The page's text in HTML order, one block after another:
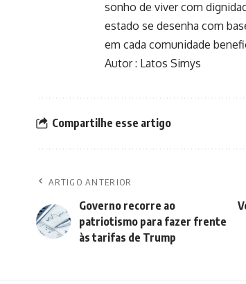
sonho de viver com
estado se desenha com
em cada comunidade
Autor : Latos Simys
Compartilhe esse artigo
ARTIGO ANTERIOR
Governo recorre ao
patriotismo para fazer frente
às tarifas de Trump